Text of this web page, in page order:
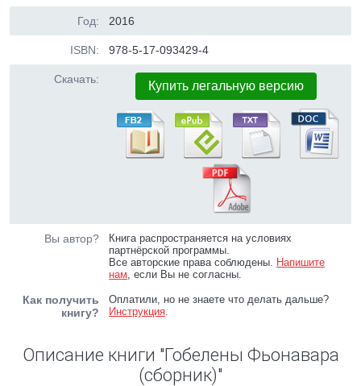
Год: 2016
ISBN: 978-5-17-093429-4
Скачать: Купить легальную версию
Вы автор?
Книга распространяется на условиях
партнёрской программы.
Все авторские права соблюдены. Напишите
нам, если Вы не согласны.
Как получить
книгу?
Оплатили, но не знаете что делать дальше?
Инструкция.
Описание книги "Гобелены Фьонавара
(сборник)"